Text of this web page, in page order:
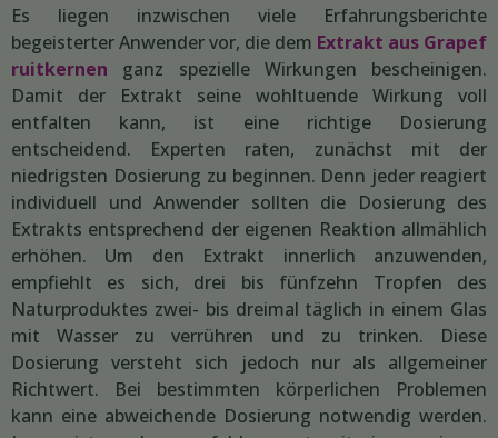
Es liegen inzwischen viele Erfahrungsberichte
begeisterter Anwender vor, die dem Extrakt aus Grapef
ruitkernen ganz spezielle Wirkungen bescheinigen.
Damit der Extrakt seine wohltuende Wirkung voll
entfalten kann, ist eine richtige Dosierung
entscheidend. Experten raten, zunächst mit der
niedrigsten Dosierung zu beginnen. Denn jeder reagiert
individuell und Anwender sollten die Dosierung des
Extrakts entsprechend der eigenen Reaktion allmählich
erhöhen. Um den Extrakt innerlich anzuwenden,
empfiehlt es sich, drei bis fünfzehn Tropfen des
Naturproduktes zwei- bis dreimal täglich in einem Glas
mit Wasser zu verrühren und zu trinken. Diese
Dosierung versteht sich jedoch nur als allgemeiner
Richtwert. Bei bestimmten körperlichen Problemen
kann eine abweichende Dosierung notwendig werden.